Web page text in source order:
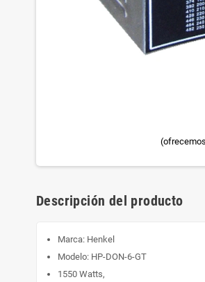
Descripción del producto
Marca: Henkel
Modelo: HP-DON-6-GT
1550 Watts,